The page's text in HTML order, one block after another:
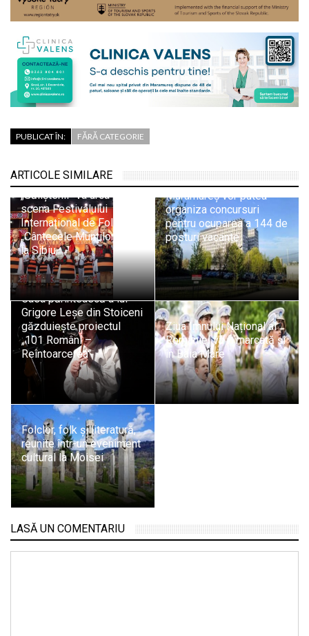
PUBLICAT ÎN: FĂRĂ CATEGORIE
ARTICOLE SIMILARE
Ansamblul Folcloric
„Săliștenii” va urca pe
scena Festivalului
Internațional de Folclor
„Cântecele Munților” de
la Sibiu
Șapte spitale din
Maramureș vor putea
organiza concursuri
pentru ocuparea a 144 de
posturi vacante
Casa părintească a lui
Grigore Leșe din Stoiceni
găzduiește proiectul
„101 Români –
Reîntoarcerea”
Ziua Imnului Național al
României va fi marcată și
în Baia Mare
Folclor, folk și literatură,
reunite într-un eveniment
cultural la Moisei
LASĂ UN COMENTARIU